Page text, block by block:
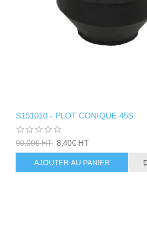
S151010 - PLOT CONIQUE 45S
90,00€ HT 8,40€ HT
AJOUTER AU PANIER